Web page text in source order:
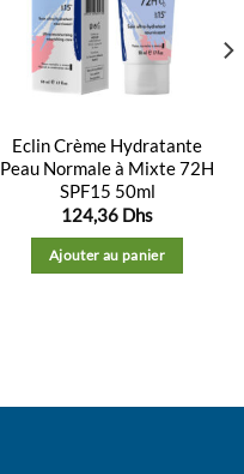
liste
d’envies
Eclin Crème Hydratante
Peau Normale à Mixte 72H
SPF15 50ml
124,36 Dhs
Ajouter au panier